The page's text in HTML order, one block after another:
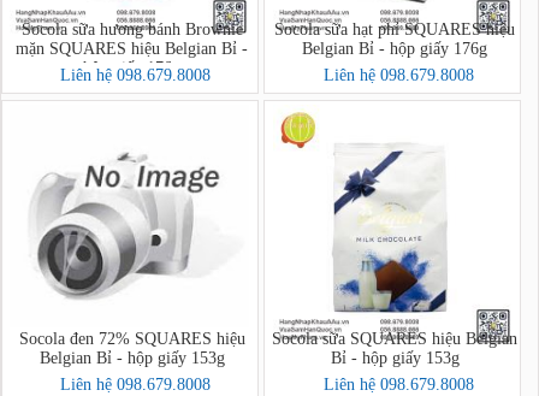
Socola sữa hương bánh Brownie
mặn SQUARES hiệu Belgian Bỉ -
hộp giấy 176g
Liên hệ 098.679.8008
Socola sữa hạt phỉ SQUARES hiệu
Belgian Bỉ - hộp giấy 176g
Liên hệ 098.679.8008
Socola đen 72% SQUARES hiệu
Belgian Bỉ - hộp giấy 153g
Liên hệ 098.679.8008
Socola sữa SQUARES hiệu Belgian
Bỉ - hộp giấy 153g
Liên hệ 098.679.8008